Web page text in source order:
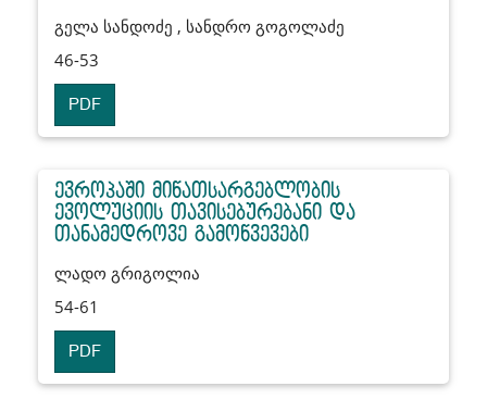
გელა სანდოძე , სანდრო გოგოლაძე
46-53
PDF
ევროპაში მიწათსარგებლობის
ევოლუციის თავისებურებანი და
თანამედროვე გამოწვევები
ლადო გრიგოლია
54-61
PDF